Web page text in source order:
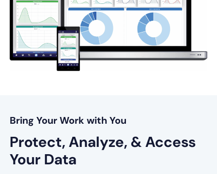
Bring Your Work with You
Protect, Analyze, & Access
Your Data